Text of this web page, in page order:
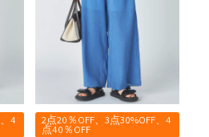
4 2点20％OFF、3点30%OFF、4
点40％OFF